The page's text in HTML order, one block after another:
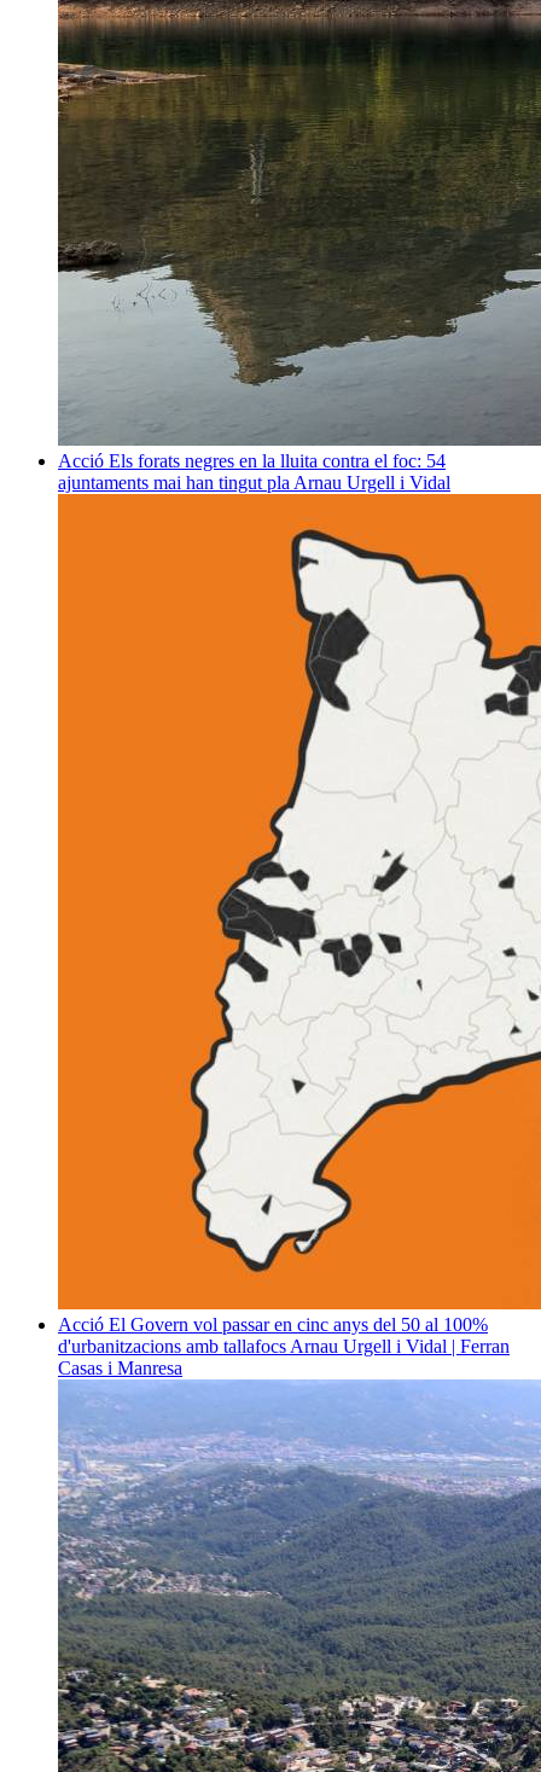
Acció Els forats negres en la lluita contra el foc: 54
ajuntaments mai han tingut pla Arnau Urgell i Vidal
Acció El Govern vol passar en cinc anys del 50 al 100%
d'urbanitzacions amb tallafocs Arnau Urgell i Vidal | Ferran
Casas i Manresa